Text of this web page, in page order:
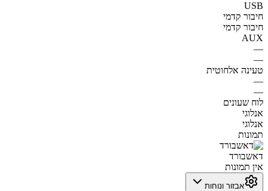
USB
חיבור קדמי
חיבור קדמי
AUX
—
—
טעינה אלחוטית
—
—
לוח שעונים
אנלוגי
אנלוגי
תמונות
דאשבורד
אין תמונות
אבזור ונוחות